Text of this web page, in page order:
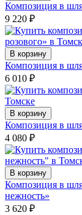
Композиция в
9 220 ₽
В корзину
Композиция в
6 010 ₽
В корзину
Композиция в
4 080 ₽
В корзину
Композиция в
нежность»
3 620 ₽